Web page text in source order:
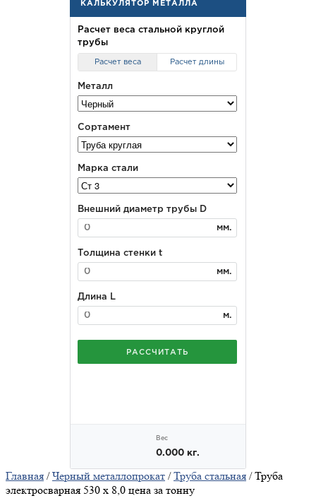
Главная /Черный металлопрокат /Труба стальная / Труба
электросварная 530 х 8,0 цена за тонну